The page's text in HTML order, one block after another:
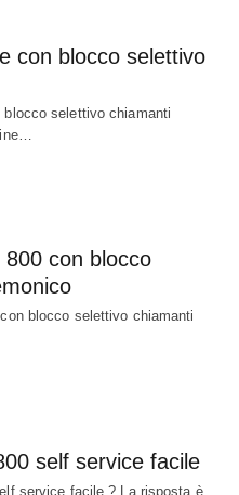
con blocco selettivo
blocco selettivo chiamanti
con blocco
blocco selettivo chiamanti
self service facile
service facile ? La risposta è